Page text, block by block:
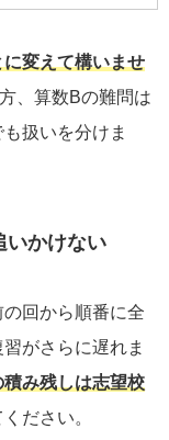
変えて構いませ
、算数Bの難問は
扱いを分けま
かけない
回から順番に全
がさらに遅れま
み残しは志望校
ださい。